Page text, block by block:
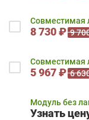
Совместимая
8 730 ₽ 9
Совместимая
5 967 ₽ 6
Модуль без
Узнать